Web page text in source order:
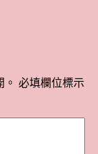
必填欄位標示